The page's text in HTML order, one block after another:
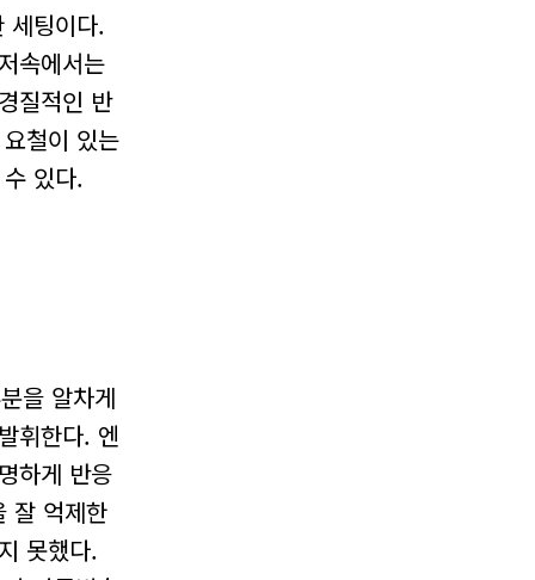
세팅이다.
속에서는
질적인 반
철이 있는
있다.
을 알차게
휘한다. 엔
하게 반응
잘 억제한
못했다.